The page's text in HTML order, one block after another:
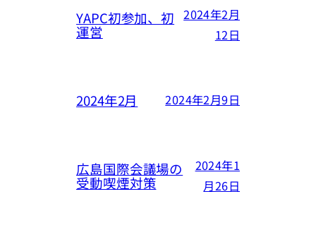
YAPC初参加、初
運営
2024年2月
12日
2024年2月 2024年2月9日
広島国際会議場の
受動喫煙対策
2024年1
月26日